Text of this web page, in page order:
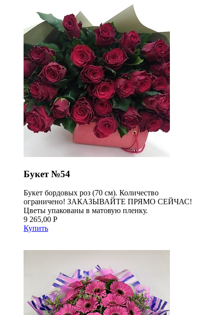
Букет №54
Букет бордовых роз (70 см). Количество
ограничено! ЗАКАЗЫВАЙТЕ ПРЯМО СЕЙЧАС!
Цветы упакованы в матовую пленку.
9 265,00 Р
Купить